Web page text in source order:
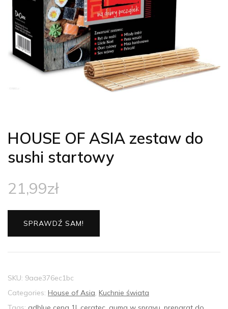
HOUSE OF ASIA zestaw do
sushi startowy
21,99zł
SPRAWDŹ SAM!
SKU: 9aae376ec1bc
Categories: House of Asia, Kuchnie świata